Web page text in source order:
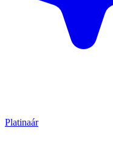
Platinaár